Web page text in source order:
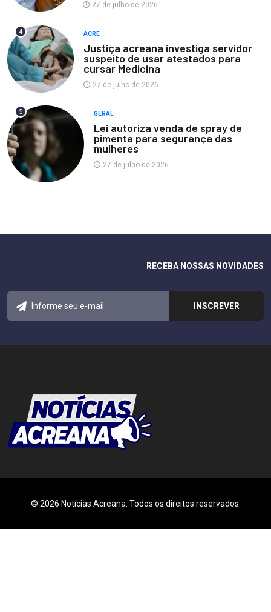
27 de julho de 2026
4 ACRE
Justiça acreana investiga servidor
suspeito de usar atestados para
cursar Medicina
27 de julho de 2026
5 GERAL
Lei autoriza venda de spray de
pimenta para segurança das
mulheres
27 de julho de 2026
RECEBA NOSSAS NOVIDADES
© 2026 Notícias Acreana. Todos os direitos reservados.